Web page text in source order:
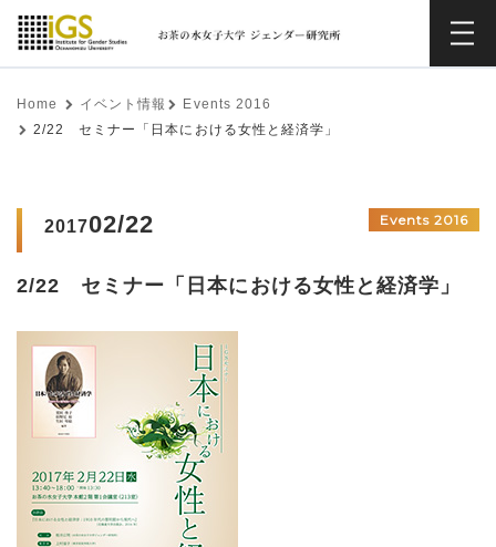
Home イベント情報
Events 2016
2/22 セミナー「日本における女性と経済学」
201702/22 Events 2016
2/22 セミナー「日本における女性と経済学」